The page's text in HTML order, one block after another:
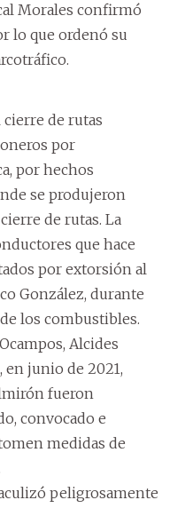
Morales confirmó
lo que ordenó su
de rutas
por
por hechos
se produjeron
de rutas. La
que hace
por extorsión al
González, durante
los combustibles.
Alcides
en junio de 2021,
fueron
convocado e
medidas de
peligrosamente